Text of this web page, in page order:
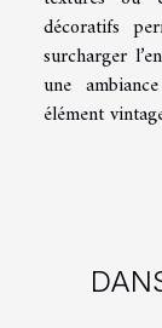
décoratifs
surcharger
une
élément